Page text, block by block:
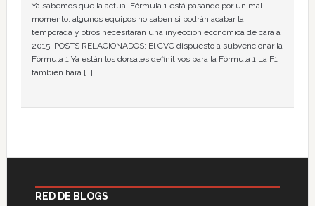
Ya sabemos que la actual Fórmula 1 está pasando por un mal
momento, algunos equipos no saben si podrán acabar la
temporada y otros necesitarán una inyección económica de cara a
2015. POSTS RELACIONADOS: El CVC dispuesto a subvencionar la
Fórmula 1 Ya están los dorsales definitivos para la Fórmula 1 La F1
también hará […]
RED DE BLOGS